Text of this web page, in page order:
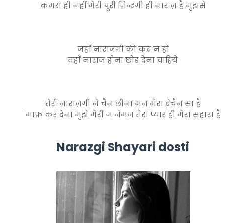
कमरा ही नहीं मेरी पूरी ज़िन्दगी ही नाराज़ है मुझसे
जहाँ नाराजगी की कद्र न हो
वहाँ नाराज होना छोड़ देना चाहिये
तेरी नाराज़गी ने चैन छीना मन मेरा बेचैन सा है
माफ़ कर देना मुझे मेरी जानेमन तेरा प्यार ही मेरा सहारा है
Narazgi Shayari dosti